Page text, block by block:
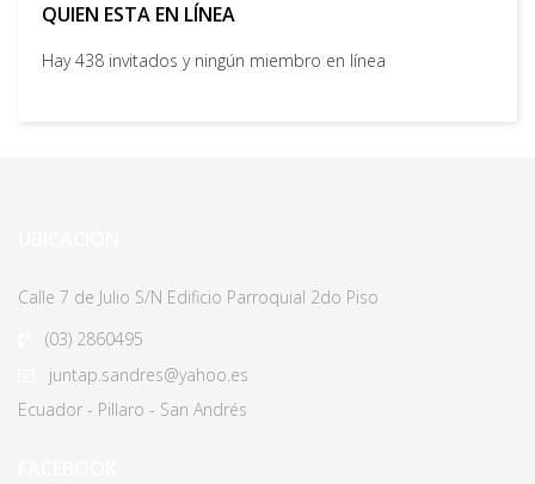
QUIEN ESTA EN LÍNEA
Hay 438 invitados y ningún miembro en línea
Calle 7 de Julio S/N Edificio Parroquial 2do Piso
(03) 2860495
juntap.sandres@yahoo.es
Ecuador - Pillaro - San Andrés